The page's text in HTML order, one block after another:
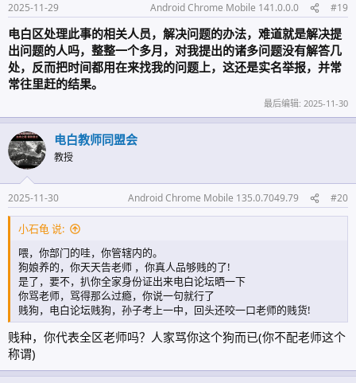
2025-11-29 Android Chrome Mobile 141.0.0.0 #19
电白区处理此事的相关人员，解决问题的办法，难道就是解决提
出问题的人吗，整整一个多月，对我提出的诸多问题没有解答几
处，反而把时间都用在来找我的问题上，这还是实名举报，并常
常往里赶的结果。
最后编辑: 2025-11-30
电白教师同盟会
教授
2025-11-30 Android Chrome Mobile 135.0.7049.79 #20
小石龟 说:
喂，你部门的哇，你管辖内的。
狗娘养的，你天天告老师 ，你真人品够贱的了!
是了，要不，扒你全家身份证出来电白论坛晒一下
你骂老师，骂得那么过瘾，你说一句就行了
贱狗，电白论坛贱狗，孙子考上一中，回头还咬一口老师的贱货!
贱种，你代表全区老师吗？人家骂你这个狗而已(你不配老师这个
称谓)